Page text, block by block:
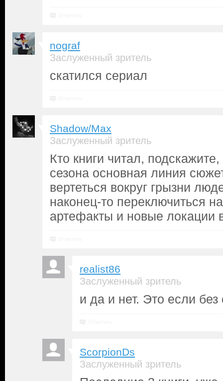
nograf
Заслуженный зритель
скатился сериал
Shadow/Max
Заслуженный зритель
Кто книги читал,
сезона основная линия
вертеться вокруг грызни
наконец-то переключиться
артефакты и новые локации
realist86
Заслуженный зритель
и да и нет. Это если
ScorpionDs
Заслуженный зритель